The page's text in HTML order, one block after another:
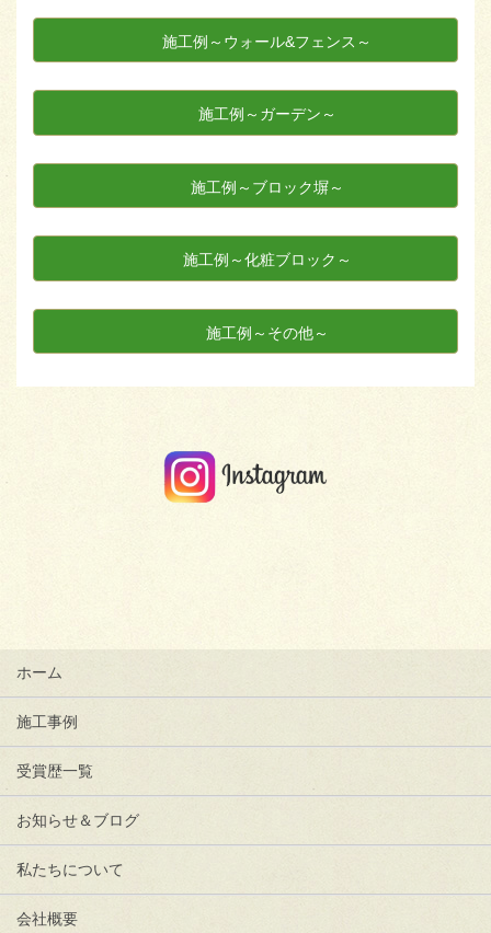
施工例～ウォール&フェンス～
施工例～ガーデン～
施工例～ブロック塀～
施工例～化粧ブロック～
施工例～その他～
ホーム
施工事例
受賞歴一覧
お知らせ＆ブログ
私たちについて
会社概要